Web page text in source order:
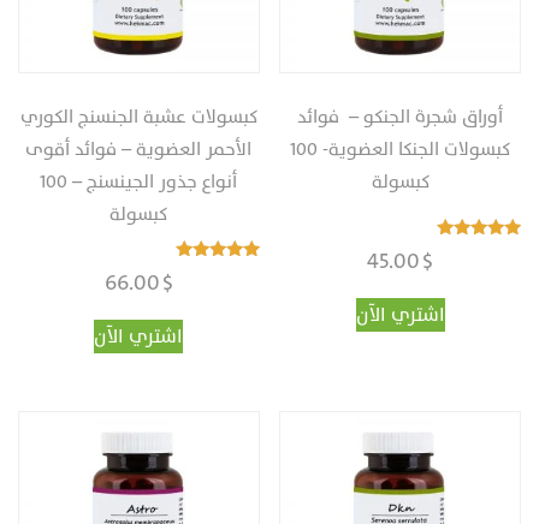
أوراق شجرة الجنكو – ‎‏ فوائد
كبسولات الجنكا العضوية‏‎-‎ ‏‎‏100
كبسولة
45.00$
اشتري الآن
كبسولات عشبة الجنسنج الكوري
الأحمر العضوية – فوائد أقوى
أنواع جذور الجينسنج‎ – ‎‏100
كبسولة
66.00$
اشتري الآن